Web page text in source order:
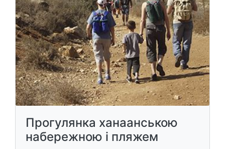
Прогулянка ханаанською
набережною і пляжем